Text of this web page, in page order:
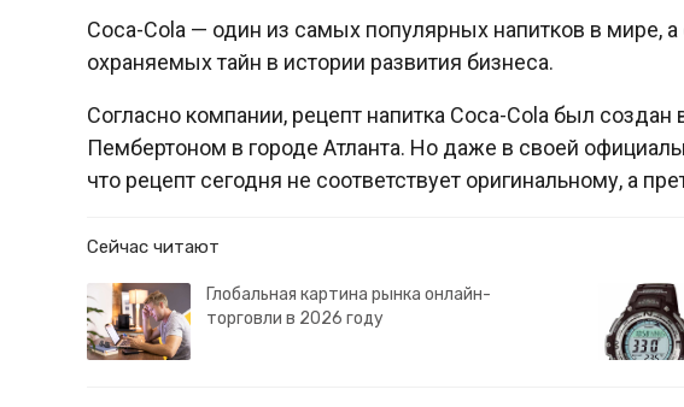
Coca-Cola — один из самых популярных напитков в мире,
охраняемых тайн в истории развития бизнеса.
Согласно компании, рецепт напитка Coca-Cola был
Пембертоном в городе Атланта. Но даже в своей
что рецепт сегодня не соответствует оригинальному, а
Сейчас читают
Глобальная картина рынка онлайн-
торговли в 2026 году